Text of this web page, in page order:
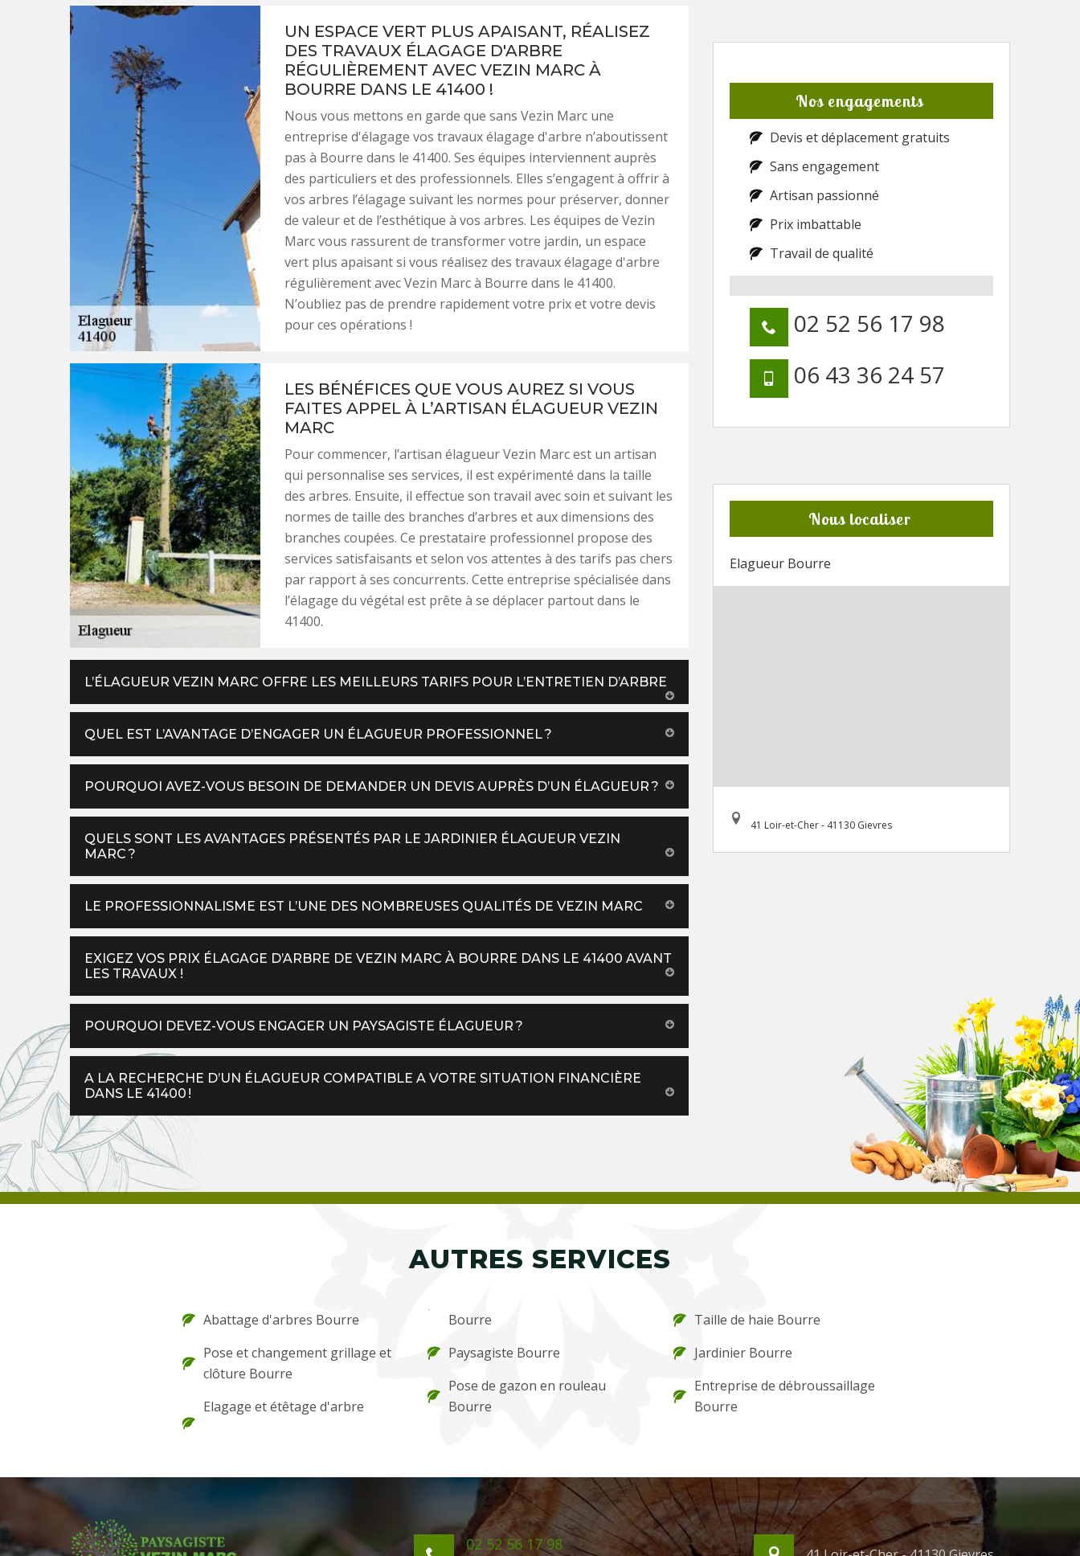
UN ESPACE VERT PLUS APAISANT, RÉALISEZ
DES TRAVAUX ÉLAGAGE D'ARBRE
RÉGULIÈREMENT AVEC VEZIN MARC À
BOURRE DANS LE 41400 !
Nous vous mettons en garde que sans Vezin Marc une
entreprise d'élagage vos travaux élagage d'arbre n’aboutissent
pas à Bourre dans le 41400. Ses équipes interviennent auprès
des particuliers et des professionnels. Elles s’engagent à offrir à
vos arbres l’élagage suivant les normes pour préserver, donner
de valeur et de l’esthétique à vos arbres. Les équipes de Vezin
Marc vous rassurent de transformer votre jardin, un espace
vert plus apaisant si vous réalisez des travaux élagage d'arbre
régulièrement avec Vezin Marc à Bourre dans le 41400.
N’oubliez pas de prendre rapidement votre prix et votre devis
pour ces opérations !
LES BÉNÉFICES QUE VOUS AUREZ SI VOUS
FAITES APPEL À L’ARTISAN ÉLAGUEUR VEZIN
MARC
Pour commencer, l’artisan élagueur Vezin Marc est un artisan
qui personnalise ses services, il est expérimenté dans la taille
des arbres. Ensuite, il effectue son travail avec soin et suivant les
normes de taille des branches d’arbres et aux dimensions des
branches coupées. Ce prestataire professionnel propose des
services satisfaisants et selon vos attentes à des tarifs pas chers
par rapport à ses concurrents. Cette entreprise spécialisée dans
l’élagage du végétal est prête à se déplacer partout dans le
41400.
L’ÉLAGUEUR VEZIN MARC OFFRE LES MEILLEURS TARIFS POUR L’ENTRETIEN D’ARBRE
QUEL EST L’AVANTAGE D’ENGAGER UN ÉLAGUEUR PROFESSIONNEL ?
POURQUOI AVEZ-VOUS BESOIN DE DEMANDER UN DEVIS AUPRÈS D’UN ÉLAGUEUR ?
QUELS SONT LES AVANTAGES PRÉSENTÉS PAR LE JARDINIER ÉLAGUEUR VEZIN
MARC ?
LE PROFESSIONNALISME EST L’UNE DES NOMBREUSES QUALITÉS DE VEZIN MARC
EXIGEZ VOS PRIX ÉLAGAGE D’ARBRE DE VEZIN MARC À BOURRE DANS LE 41400 AVANT
LES TRAVAUX !
POURQUOI DEVEZ-VOUS ENGAGER UN PAYSAGISTE ÉLAGUEUR ?
A LA RECHERCHE D’UN ÉLAGUEUR COMPATIBLE A VOTRE SITUATION FINANCIÈRE
DANS LE 41400 !
Nos engagements
Devis et déplacement gratuits
Sans engagement
Artisan passionné
Prix imbattable
Travail de qualité
02 52 56 17 98
06 43 36 24 57
Nous localiser
Elagueur Bourre
41 Loir-et-Cher - 41130 Gievres
AUTRES SERVICES
Abattage d'arbres Bourre
Pose et changement grillage et
clôture Bourre
Elagage et étêtage d'arbre
Bourre
Paysagiste Bourre
Pose de gazon en rouleau
Bourre
Taille de haie Bourre
Jardinier Bourre
Entreprise de débroussaillage
Bourre
02 52 56 17 98